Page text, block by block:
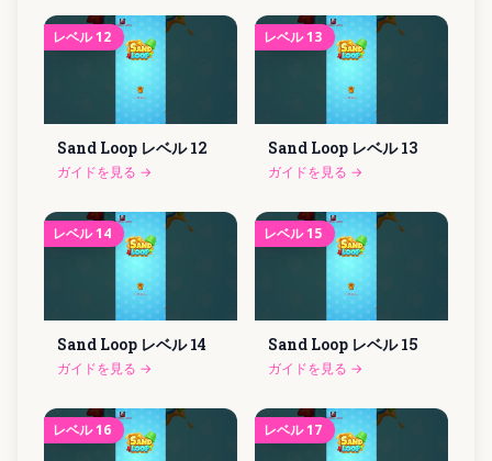
レベル12
Sand Loop レベル 12
ガイドを見る →
レベル13
Sand Loop レベル 13
ガイドを見る →
レベル14
Sand Loop レベル 14
ガイドを見る →
レベル15
Sand Loop レベル 15
ガイドを見る →
レベル16 レベル17